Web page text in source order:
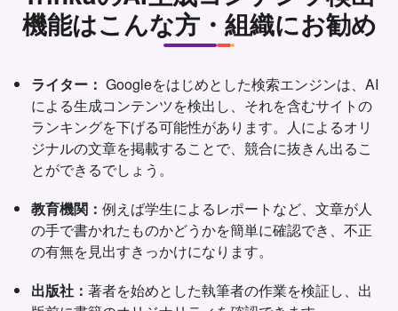
機能はこんな方・組織にお勧め
ライター： Googleをはじめとした検索エンジンは、AI
による生成コンテンツを検出し、それを含むサイトの
ランキングを下げる可能性があります。人によるオリ
ジナルの文章を掲載することで、競合に抜きん出るこ
とができるでしょう。
教育機関： 例えば学生によるレポートなど、文章が人
の手で書かれたものかどうかを簡単に確認でき、不正
の有無を見出すきっかけになります。
出版社： 著者を始めとした執筆者の作業を検証し、出